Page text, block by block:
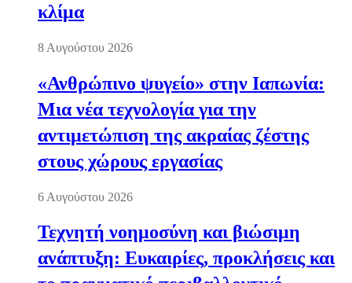
κλίμα
8 Αυγούστου 2026
«Ανθρώπινο ψυγείο» στην Ιαπωνία:
Μια νέα τεχνολογία για την
αντιμετώπιση της ακραίας ζέστης
στους χώρους εργασίας
6 Αυγούστου 2026
Τεχνητή νοημοσύνη και βιώσιμη
ανάπτυξη: Ευκαιρίες, προκλήσεις και